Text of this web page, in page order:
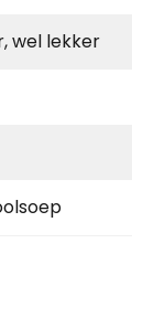
wel lekker